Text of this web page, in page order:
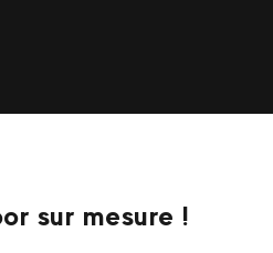
sur mesure !